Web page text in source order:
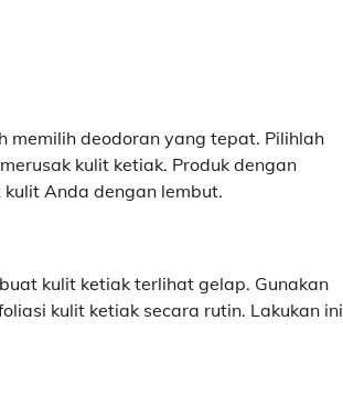
memilih deodoran yang tepat. Pilihlah
kulit ketiak. Produk dengan
Anda dengan lembut.
kulit ketiak terlihat gelap. Gunakan
kulit ketiak secara rutin. Lakukan ini